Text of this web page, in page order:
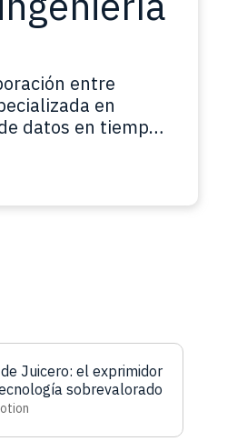
entre
en
datos en tiempo
normal. Hasta
Juicero: el exprimidor
sobrevalorado